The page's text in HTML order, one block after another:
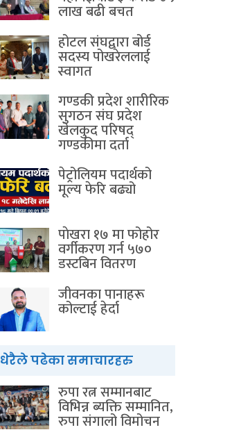
लाख बढी बचत
होटल संघद्वारा बोर्ड
सदस्य पोखरेललाई
स्वागत
गण्डकी प्रदेश शारीरिक
सुगठन संघ प्रदेश
खेलकुद परिषद्
गण्डकीमा दर्ता
पेट्रोलियम पदार्थको
मूल्य फेरि बढ्यो
पाेखरा १७ मा फोहोर
वर्गीकरण गर्न ५७०
डस्टबिन वितरण
जीवनका पानाहरू
कोल्टाई हेर्दा
धेरैले पढेका समाचारहरु
रुपा रत्न सम्मानबाट
विभिन्न ब्यक्ति सम्मानित,
रुपा संगालो विमोचन